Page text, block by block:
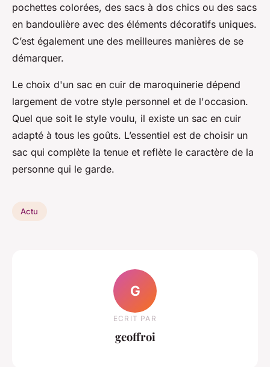
pochettes colorées, des sacs à dos chics ou des sacs
en bandoulière avec des éléments décoratifs uniques.
C’est également une des meilleures manières de se
démarquer.
Le choix d'un sac en cuir de maroquinerie dépend
largement de votre style personnel et de l'occasion.
Quel que soit le style voulu, il existe un sac en cuir
adapté à tous les goûts. L’essentiel est de choisir un
sac qui complète la tenue et reflète le caractère de la
personne qui le garde.
Actu
G
ECRIT PAR
geoffroi